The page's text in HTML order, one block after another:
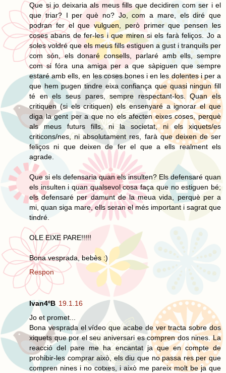
Que si jo deixaria als meus fills que decidiren com ser i el
que triar? I per què no? Jo, com a mare, els diré que
podran fer el que vulguen, però primer que pensen les
coses abans de fer-les i que miren si els farà feliços. Jo a
soles voldré que els meus fills estiguen a gust i tranquils per
com són, els donaré consells, parlaré amb ells, sempre
com si fóra una amiga per a que sàpiguen que sempre
estaré amb ells, en les coses bones i en les dolentes i per a
que hem pugen tindre eixa confiança que quasi ningun fill
té en els seus pares, sempre respectant-los. Quan els
critiquen (si els critiquen) els ensenyaré a ignorar el que
diga la gent per a que no els afecten eixes coses, perquè
als meus futurs fills, ni la societat, ni els xiquets/es
criticons/nes, ni absolutament res, farà que deixen de ser
feliços ni que deixen de fer el que a ells realment els
agrade.
Que si els defensaria quan els insulten? Els defensaré quan
els insulten i quan qualsevol cosa faça que no estiguen bé;
els defensaré per damunt de la meua vida, perquè per a
mi, quan siga mare, ells seran el més important i sagrat que
tindré.
OLE EIXE PARE!!!!!
Bona vesprada, bebès :)
Respon
Ivan4ºB 19.1.16
Jo et promet...
Bona vesprada el vídeo que acabe de ver tracta sobre dos
xiquets que por el seu aniversari es compren dos nines. La
reacció del pare me ha encantat ja que en compte de
prohibir-les comprar això, els diu que no passa res per que
compren nines i no cotxes, i això me pareix molt be ja que